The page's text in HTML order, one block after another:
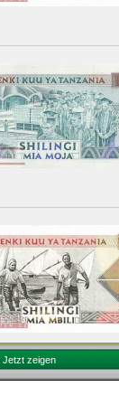
Jetzt zeigen